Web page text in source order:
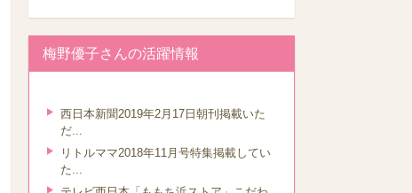
梅野優子さんの活躍情報
西日本新聞2019年2月17日朝刊掲載いた
だ...
リトルママ2018年11月号特集掲載してい
た...